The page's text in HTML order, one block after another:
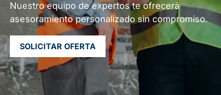
Nuestro equipo de expertos te ofrecerá
asesoramiento personalizado sin compromiso.
SOLICITAR OFERTA